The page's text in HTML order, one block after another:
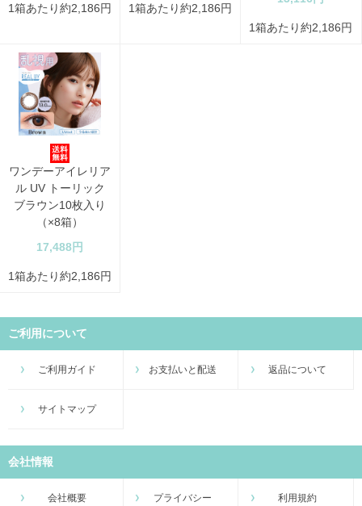
1箱あたり約2,186円 1箱あたり約2,186円
1箱あたり約2,186円
ワンデーアイレリア
ル UV トーリック
ブラウン10枚入り
（×8箱）
17,488円
1箱あたり約2,186円
ご利用について
ご利用ガイド お支払いと配送 返品について
サイトマップ
会社情報
会社概要 プライバシー 利用規約